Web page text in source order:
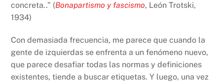
concreta..” (Bonapartismo y fascismo, León Trotski,
1934)
Con demasiada frecuencia, me parece que cuando la
gente de izquierdas se enfrenta a un fenómeno nuevo,
que parece desafiar todas las normas y definiciones
existentes, tiende a buscar etiquetas. Y luego, una vez